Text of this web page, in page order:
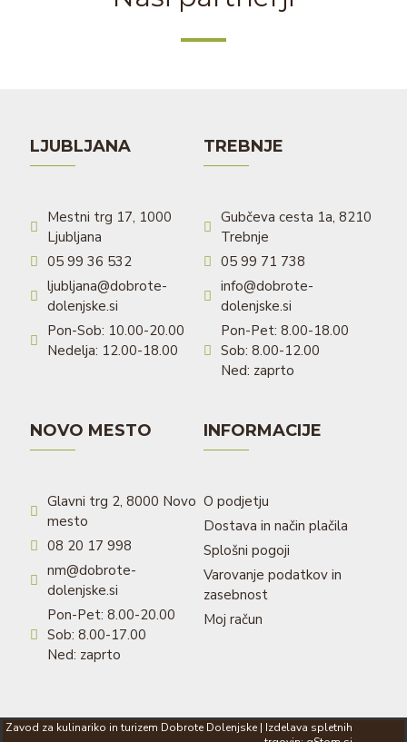
LJUBLJANA
Mestni trg 17, 1000
Ljubljana
05 99 36 532
ljubljana@dobrote-
dolenjske.si
Pon-Sob: 10.00-20.00
Nedelja: 12.00-18.00
TREBNJE
Gubčeva cesta 1a, 8210
Trebnje
05 99 71 738
info@dobrote-
dolenjske.si
Pon-Pet: 8.00-18.00
Sob: 8.00-12.00
Ned: zaprto
NOVO MESTO
Glavni trg 2, 8000 Novo
mesto
08 20 17 998
nm@dobrote-
dolenjske.si
Pon-Pet: 8.00-20.00
Sob: 8.00-17.00
Ned: zaprto
INFORMACIJE
O podjetju
Dostava in način plačila
Splošni pogoji
Varovanje podatkov in
zasebnost
Moj račun
Zavod za kulinariko in turizem Dobrote Dolenjske | Izdelava spletnih